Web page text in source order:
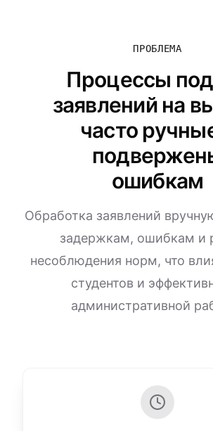
ПРОБЛЕМА
Процессы
заявлений на
часто
ошибкам
Обработка заявлений
задержкам, ошибкам и
несоблюдения норм, что
студентов и
административной